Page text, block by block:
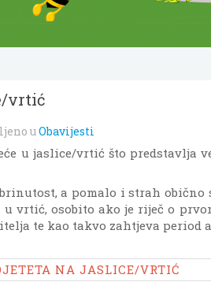
vrtić
uObavijesti
u jaslice/vrtić što predstavlja
a pomalo i strah
vrtić, osobito ako je riječ o
te kao takvo zahtjeva period
NA JASLICE/VRTIĆ